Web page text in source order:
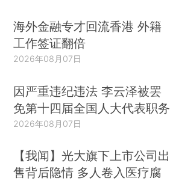
海外金融专才回流香港 外籍
工作签证翻倍
2026年08月07日
因严重违纪违法 李云泽被罢
免第十四届全国人大代表职务
2026年08月07日
【我闻】光大旗下上市公司出
售背后隐情 多人卷入医疗腐